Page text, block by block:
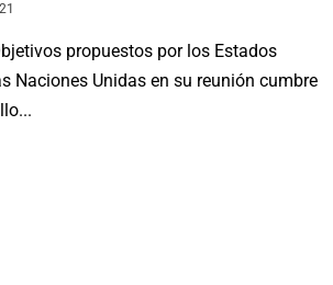
propuestos por los Estados
Naciones Unidas en su reunión cumbre